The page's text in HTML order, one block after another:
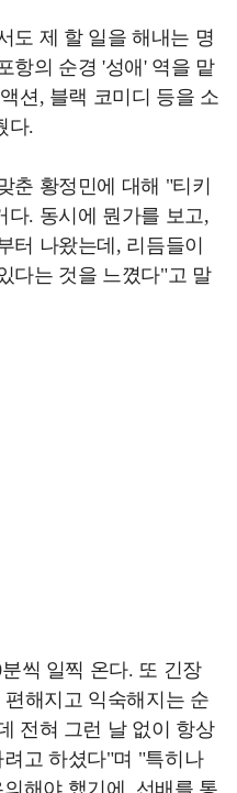
도 제 할 일을 해내는 명
항의 순경 '성애' 역을 맡
션, 블랙 코미디 등을 소
다.
춘 황정민에 대해 "티키
다. 동시에 뭔가를 보고,
터 나왔는데, 리듬들이
다는 것을 느꼈다"고 말
씩 일찍 온다. 또 긴장
해지고 익숙해지는 순
전혀 그런 날 없이 항상
고 하셨다"며 "특히나